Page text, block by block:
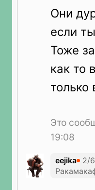
Они
если
Тоже
как то
только
Это
19:08
eejika